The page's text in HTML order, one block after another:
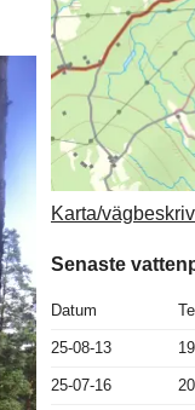
Karta/
Senaste
Datum
25-08-13
25-07-16